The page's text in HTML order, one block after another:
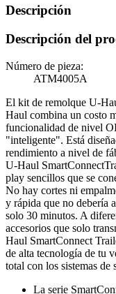
Descripción
Descripción del
Número de pieza:
ATM4005A
El kit de remolque U-
Haul combina un costo
funcionalidad de nivel
"inteligente". Está
rendimiento a nivel de
U-Haul
play sencillos que se
No hay cortes ni
y rápida que no debería
solo 30 minutos. A
accesorios que solo
Haul SmartConnect
de alta tecnología de tu
total con los sistemas de
La serie